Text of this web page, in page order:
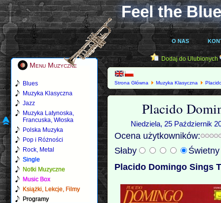
Feel the
O NAS
Menu Muzyczne
Blues
Muzyka Klasyczna
Jazz
Muzyka Latynoska,
Francuska, Włoska
Polska Muzyka
Pop i Różności
Rock, Metal
Single
Notki Muzyczne
Music Box
Książki, Lekcje, Filmy
Programy
Dodaj do Ulubionych
Strona Główna Muzyka Klasyczna
Placido
Niedziela, 25 Październik
Ocena użytkowników:
Słaby
Placido Domingo Sings